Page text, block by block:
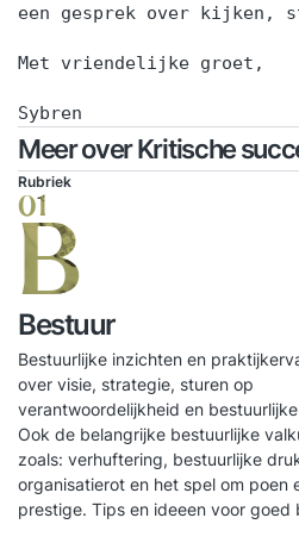
een gesprek over kijken,
Met vriendelijke groet,
Sybren
Meer over Kritische
Rubriek
01
B
Bestuur
Bestuurlijke inzichten en
over visie, strategie, sturen op
verantwoordelijkheid en
Ook de belangrijke bestuurlijke
zoals: verhuftering, bestuurlijke
organisatierot en het spel om poen
prestige. Tips en ideeen voor goed